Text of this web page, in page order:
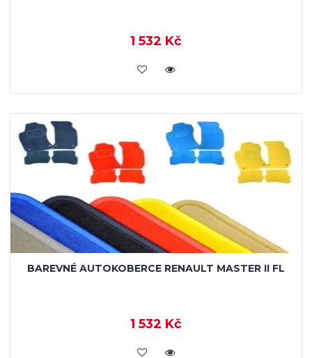
1 532 Kč
KOUPIT
BAREVNÉ AUTOKOBERCE RENAULT MASTER II FL
1 532 Kč
KOUPIT